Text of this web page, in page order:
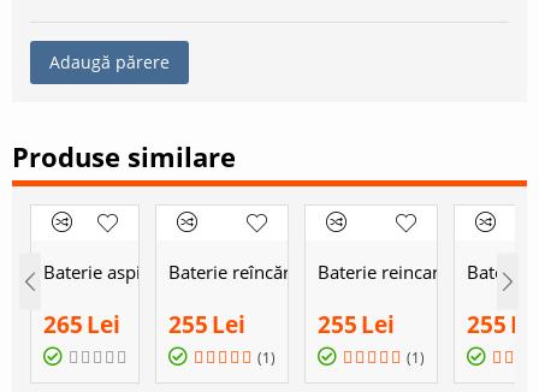
Adaugă părere
Produse similare
Baterie aspirator vertical Tesla Purestar E20
265Lei
Baterie reîncărcabilă aspirator robot Tesla
255Lei
(1)
Baterie reincarcabila
255Lei
(1)
Baterie
255